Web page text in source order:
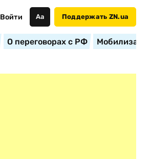
Войти Аа Поддержать ZN.ua
О переговорах с РФ